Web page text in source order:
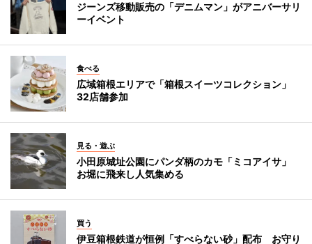
ジーンズ移動販売の「デニムマン」がアニバーサリ
ーイベント
食べる
広域箱根エリアで「箱根スイーツコレクション」
32店舗参加
見る・遊ぶ
小田原城址公園にパンダ柄のカモ「ミコアイサ」
お堀に飛来し人気集める
買う
伊豆箱根鉄道が恒例「すべらない砂」配布 お守り